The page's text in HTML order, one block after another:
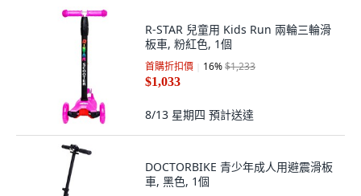
R-STAR 兒童用 Kids Run 兩輪三輪滑
板車, 粉紅色, 1個
首購折扣價 16%$1,233
$1,033
8/13 星期四 預計送達
DOCTORBIKE 青少年成人用避震滑板
車, 黑色, 1個